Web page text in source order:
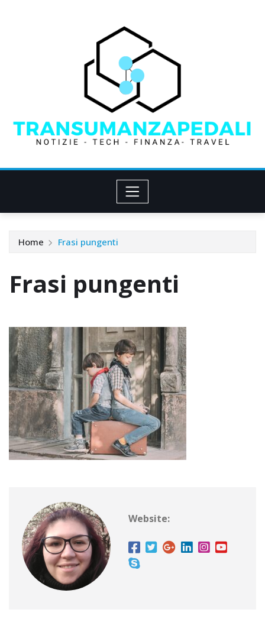
Home Frasi pungenti
Frasi pungenti
Website: